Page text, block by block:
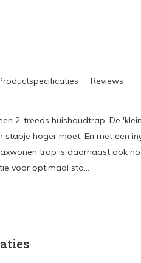
Reviews
2-treeds huishoudtrap. De
stapje hoger moet. En met een
trap is daarnaast ook
voor optimaal sta...